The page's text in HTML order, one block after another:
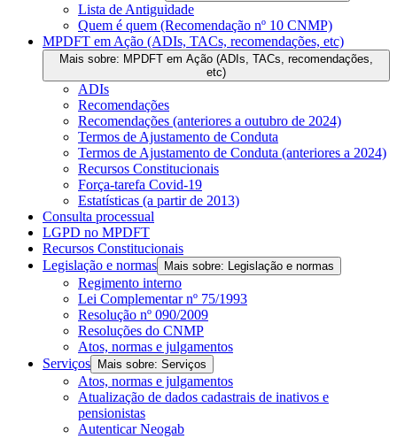
Lista de Antiguidade
Quem é quem (Recomendação nº 10 CNMP)
MPDFT em Ação (ADIs, TACs, recomendações, etc)
Mais sobre: MPDFT em Ação (ADIs, TACs, recomendações,
etc)
ADIs
Recomendações
Recomendações (anteriores a outubro de 2024)
Termos de Ajustamento de Conduta
Termos de Ajustamento de Conduta (anteriores a 2024)
Recursos Constitucionais
Força-tarefa Covid-19
Estatísticas (a partir de 2013)
Consulta processual
LGPD no MPDFT
Recursos Constitucionais
Legislação e normas
Mais sobre: Legislação e normas
Regimento interno
Lei Complementar nº 75/1993
Resolução nº 090/2009
Resoluções do CNMP
Atos, normas e julgamentos
Serviços
Mais sobre: Serviços
Atos, normas e julgamentos
Atualização de dados cadastrais de inativos e
pensionistas
Autenticar Neogab